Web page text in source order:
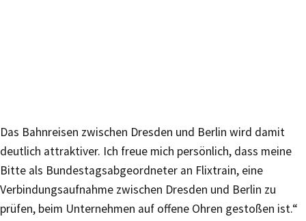
Das Bahnreisen zwischen Dresden und Berlin wird damit
deutlich attraktiver. Ich freue mich persönlich, dass meine
Bitte als Bundestagsabgeordneter an Flixtrain, eine
Verbindungsaufnahme zwischen Dresden und Berlin zu
prüfen, beim Unternehmen auf offene Ohren gestoßen ist.“